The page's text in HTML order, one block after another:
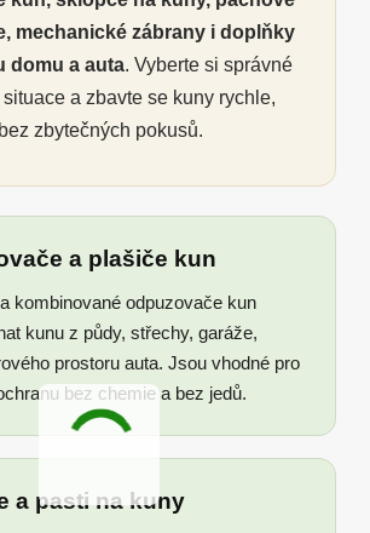
mechanické zábrany i doplňky
domu a auta. Vyberte si správné
a zbavte se kuny rychle,
zbytečných pokusů.
a plašiče kun
kombinované odpuzovače kun
kunu z půdy, střechy, garáže,
prostoru auta. Jsou vhodné pro
bez chemie a bez jedů.
a pasti na kuny